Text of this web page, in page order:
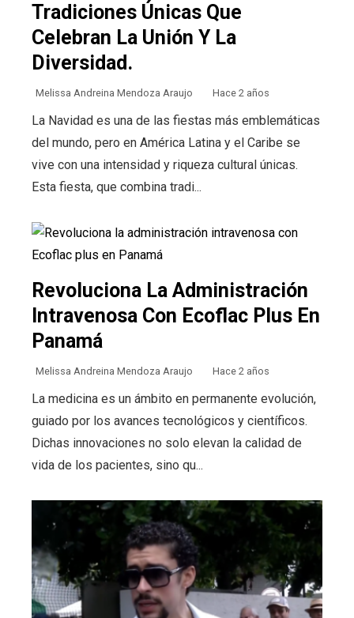
Tradiciones Únicas Que
Celebran La Unión Y La
Diversidad.
Melissa Andreina Mendoza Araujo Hace 2 años
La Navidad es una de las fiestas más emblemáticas
del mundo, pero en América Latina y el Caribe se
vive con una intensidad y riqueza cultural únicas.
Esta fiesta, que combina tradi...
Revoluciona La Administración
Intravenosa Con Ecoflac Plus En
Panamá
Melissa Andreina Mendoza Araujo Hace 2 años
La medicina es un ámbito en permanente evolución,
guiado por los avances tecnológicos y científicos.
Dichas innovaciones no solo elevan la calidad de
vida de los pacientes, sino qu...